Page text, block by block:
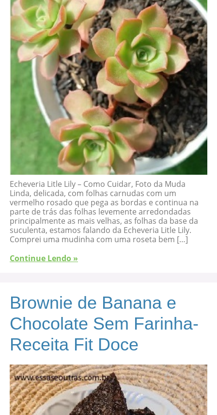
Echeveria Litle Lily – Como Cuidar, Foto da Muda
Linda, delicada, com folhas carnudas com um
vermelho rosado que pega as bordas e continua na
parte de trás das folhas levemente arredondadas
principalmente as mais velhas, as folhas da base da
suculenta, estamos falando da Echeveria Litle Lily.
Comprei uma mudinha com uma roseta bem […]
Continue Lendo »
Brownie de Banana e
Chocolate Sem Farinha-
Receita Fit Doce